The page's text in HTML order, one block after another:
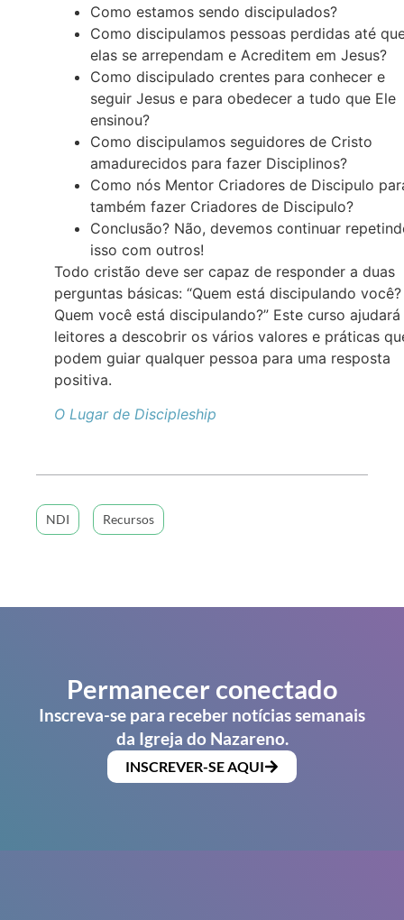
Como estamos sendo discipulados?
Como discipulamos pessoas perdidas até
elas se arrependam e Acreditem em Jesus?
Como discipulado crentes para conhecer e
seguir Jesus e para obedecer a tudo que Ele
ensinou?
Como discipulamos seguidores de Cristo
amadurecidos para fazer Disciplinos?
Como nós Mentor Criadores de Discipulo
também fazer Criadores de Discipulo?
Conclusão? Não, devemos continuar
isso com outros!
Todo cristão deve ser capaz de responder a duas
perguntas básicas: “Quem está discipulando você?
Quem você está discipulando?” Este curso
leitores a descobrir os vários valores e práticas
podem guiar qualquer pessoa para uma resposta
positiva.
O Lugar de Discipleship
NDI Recursos
Permanecer conectado
Inscreva-se para receber notícias semanais
da Igreja do Nazareno.
INSCREVER-SE AQUI